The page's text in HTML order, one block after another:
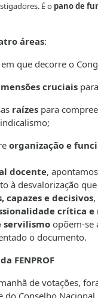
É o pano de
áreas:
em que decorre o
cruciais
raízes para
organização e
docente,
à desvalorização
capazes e decisivos
crítica e
servilismo opõem-se
o documento.
FENPROF
de votações,